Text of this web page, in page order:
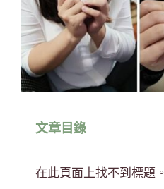
文章目錄
在此頁面上找不到標題。